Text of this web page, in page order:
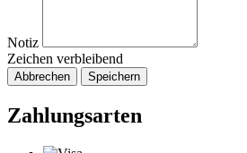
Notiz
Zeichen verbleibend
Abbrechen Speichern
Zahlungsarten